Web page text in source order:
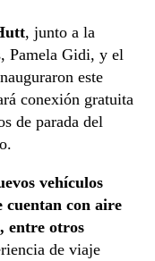
, junto a la
Pamela Gidi, y el
este
conexión gratuita
de parada del
vehículos
cuentan con aire
entre otros
de viaje